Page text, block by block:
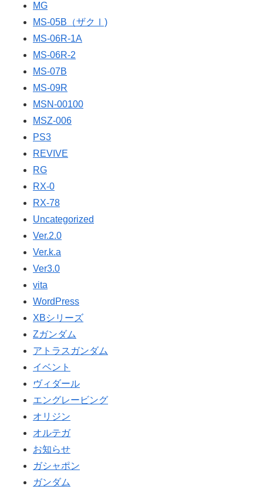
MG
MS-05B（ザクⅠ)
MS-06R-1A
MS-06R-2
MS-07B
MS-09R
MSN-00100
MSZ-006
PS3
REVIVE
RG
RX-0
RX-78
Uncategorized
Ver.2.0
Ver.k.a
Ver3.0
vita
WordPress
XBシリーズ
Ζガンダム
アトラスガンダム
イベント
ヴィダール
エングレービング
オリジン
オルテガ
お知らせ
ガシャポン
ガンダム